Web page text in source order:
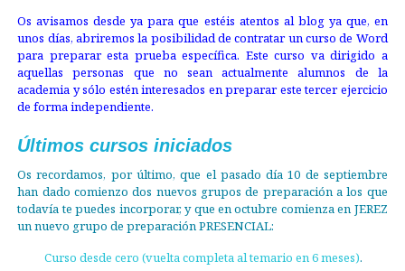
Os avisamos desde ya para que estéis atentos al blog ya que, en
unos días, abriremos la posibilidad de contratar un curso de Word
para preparar esta prueba específica. Este curso va dirigido a
aquellas personas que no sean actualmente alumnos de la
academia y sólo estén interesados en preparar este tercer ejercicio
de forma independiente.
Últimos cursos iniciados
Os recordamos, por último, que el pasado día 10 de septiembre
han dado comienzo dos nuevos grupos de preparación a los que
todavía te puedes incorporar, y que en octubre comienza en JEREZ
un nuevo grupo de preparación PRESENCIAL:
Curso desde cero (vuelta completa al temario en 6 meses).